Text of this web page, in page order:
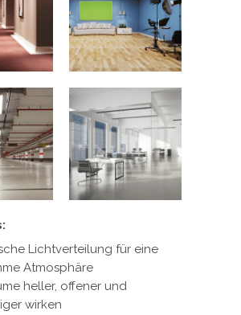
Lichtverteilung für eine
Atmosphäre
heller, offener und
wirken